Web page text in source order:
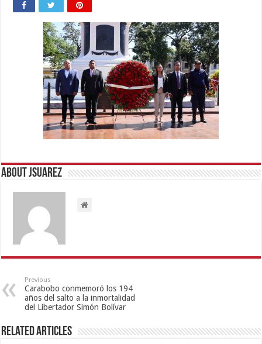
About Jsuarez
Previous
Carabobo conmemoró los 194
años del salto a la inmortalidad
del Libertador Simón Bolívar
Related Articles